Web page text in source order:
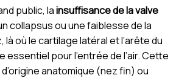
public, lainsuffisance de la valve
collapsus ou une faiblesse de la
où le cartilage latéral et l’arête du
essentiel pour l’entrée de l’air. Cette
anatomique (nez fin) ou